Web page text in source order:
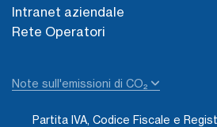
Intranet aziendale
Rete Operatori
Note sull'emissioni di CO₂
Partita IVA, Codice Fiscale e